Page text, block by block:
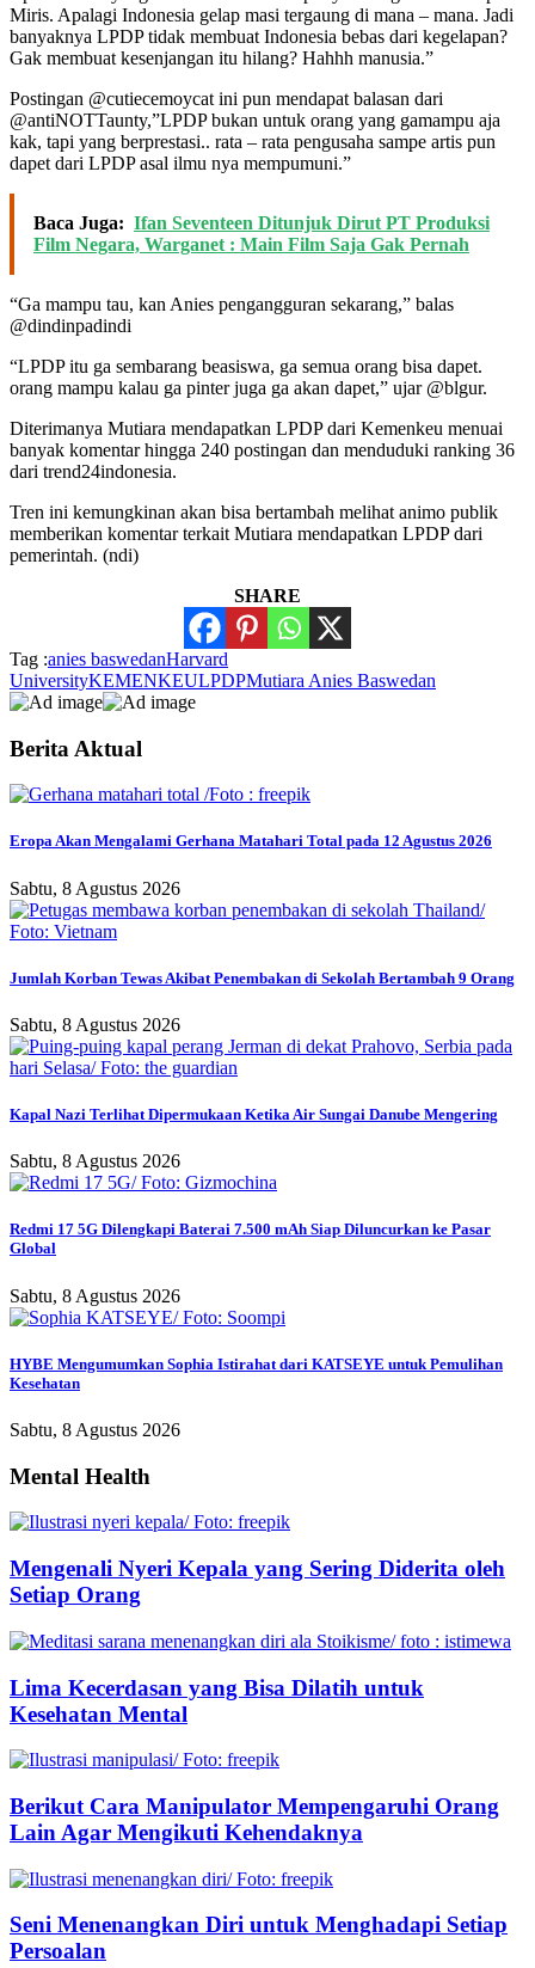
Miris. Apalagi Indonesia gelap masi tergaung di mana – mana. Jadi
banyaknya LPDP tidak membuat Indonesia bebas dari kegelapan?
Gak membuat kesenjangan itu hilang? Hahhh manusia.”
Postingan @cutiecemoycat ini pun mendapat balasan dari
@antiNOTTaunty,”LPDP bukan untuk orang yang gamampu aja
kak, tapi yang berprestasi.. rata – rata pengusaha sampe artis pun
dapet dari LPDP asal ilmu nya mempumuni.”
Baca Juga: Ifan Seventeen Ditunjuk Dirut PT Produksi
Film Negara, Warganet : Main Film Saja Gak Pernah
“Ga mampu tau, kan Anies pengangguran sekarang,” balas
@dindinpadindi
“LPDP itu ga sembarang beasiswa, ga semua orang bisa dapet.
orang mampu kalau ga pinter juga ga akan dapet,” ujar @blgur.
Diterimanya Mutiara mendapatkan LPDP dari Kemenkeu menuai
banyak komentar hingga 240 postingan dan menduduki ranking 36
dari trend24indonesia.
Tren ini kemungkinan akan bisa bertambah melihat animo publik
memberikan komentar terkait Mutiara mendapatkan LPDP dari
pemerintah. (ndi)
SHARE
Tag :anies baswedanHarvard
UniversityKEMENKEULPDPMutiara Anies Baswedan
Berita Aktual
Eropa Akan Mengalami Gerhana Matahari Total pada 12 Agustus 2026
Sabtu, 8 Agustus 2026
Jumlah Korban Tewas Akibat Penembakan di Sekolah Bertambah 9 Orang
Sabtu, 8 Agustus 2026
Kapal Nazi Terlihat Dipermukaan Ketika Air Sungai Danube Mengering
Sabtu, 8 Agustus 2026
Redmi 17 5G Dilengkapi Baterai 7.500 mAh Siap Diluncurkan ke Pasar
Global
Sabtu, 8 Agustus 2026
HYBE Mengumumkan Sophia Istirahat dari KATSEYE untuk Pemulihan
Kesehatan
Sabtu, 8 Agustus 2026
Mental Health
Mengenali Nyeri Kepala yang Sering Diderita oleh
Setiap Orang
Lima Kecerdasan yang Bisa Dilatih untuk
Kesehatan Mental
Berikut Cara Manipulator Mempengaruhi Orang
Lain Agar Mengikuti Kehendaknya
Seni Menenangkan Diri untuk Menghadapi Setiap
Persoalan